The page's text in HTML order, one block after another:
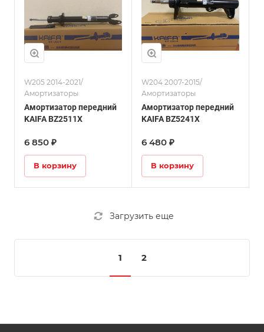
W205 2014-2021/
Амортизаторы
Амортизатор передний
KAIFA BZ2511X
6 850 ₽
В корзину
W204 2007-2015/
Амортизаторы
Амортизатор передний
KAIFA BZ5241X
6 480 ₽
В корзину
Загрузить еще
1 2